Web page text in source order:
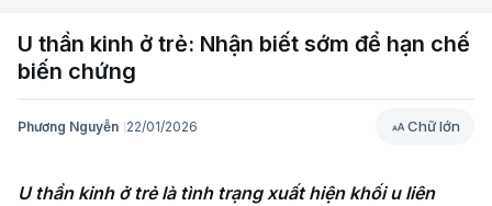
U thần kinh ở trẻ: Nhận biết sớm để hạn chế
biến chứng
Phương Nguyễn 22/01/2026 Chữ lớn
Chữ lớn
U thần kinh ở trẻ là tình trạng xuất hiện khối u liên